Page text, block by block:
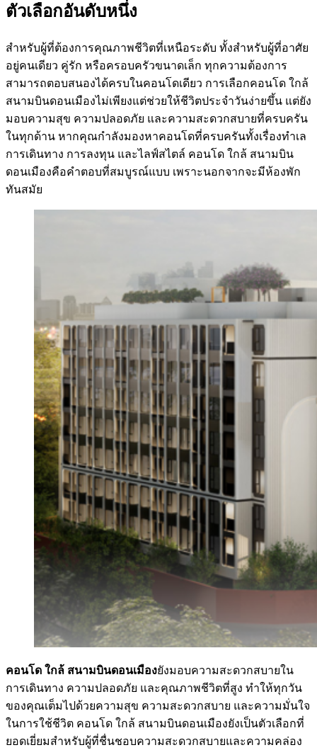
ตัวเลือกอันดับหนึ่ง
สำหรับผู้ที่ต้องการคุณภาพชีวิตที่เหนือระดับ ทั้งสำหรับผู้ที่อาศัย
อยู่คนเดียว คู่รัก หรือครอบครัวขนาดเล็ก ทุกความต้องการ
สามารถตอบสนองได้ครบในคอนโดเดียว การเลือกคอนโด ใกล้
สนามบินดอนเมืองไม่เพียงแต่ช่วยให้ชีวิตประจำวันง่ายขึ้น แต่ยัง
มอบความสุข ความปลอดภัย และความสะดวกสบายที่ครบครัน
ในทุกด้าน หากคุณกำลังมองหาคอนโดที่ครบครันทั้งเรื่องทำเล
การเดินทาง การลงทุน และไลฟ์สไตล์ คอนโด ใกล้ สนามบิน
ดอนเมืองคือคำตอบที่สมบูรณ์แบบ เพราะนอกจากจะมีห้องพัก
ทันสมัย
คอนโด ใกล้ สนามบินดอนเมืองยังมอบความสะดวกสบายใน
การเดินทาง ความปลอดภัย และคุณภาพชีวิตที่สูง ทำให้ทุกวัน
ของคุณเต็มไปด้วยความสุข ความสะดวกสบาย และความมั่นใจ
ในการใช้ชีวิต คอนโด ใกล้ สนามบินดอนเมืองยังเป็นตัวเลือกที่
ยอดเยี่ยมสำหรับผู้ที่ชื่นชอบความสะดวกสบายและความคล่อง